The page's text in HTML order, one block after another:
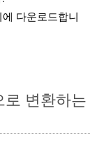
다운로드합니
변환하는